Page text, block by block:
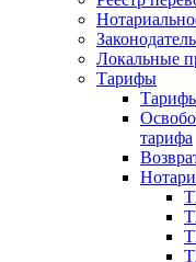
Локальные
Тарифы
тарифа